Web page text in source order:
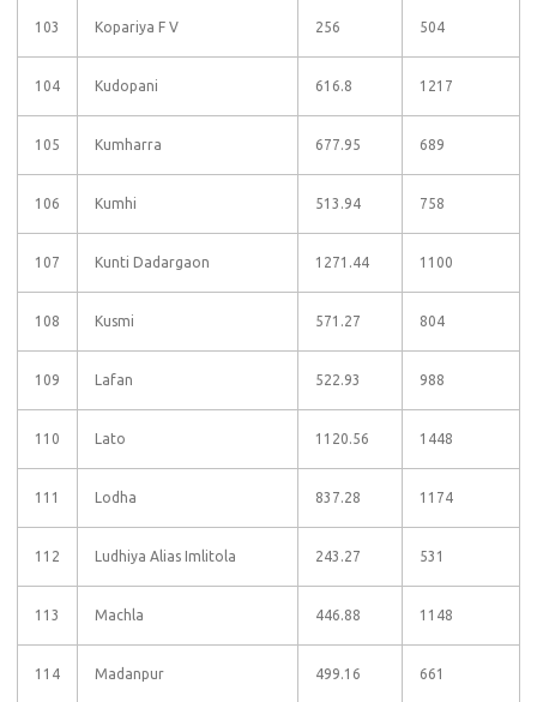
103 Kopariya F V 256 504
104 Kudopani 616.8 1217
105 Kumharra 677.95 689
106 Kumhi 513.94 758
107 Kunti Dadargaon 1271.44 1100
108 Kusmi 571.27 804
109 Lafan 522.93 988
110 Lato 1120.56 1448
111 Lodha 837.28 1174
112 Ludhiya Alias Imlitola 243.27 531
113 Machla 446.88 1148
114 Madanpur 499.16 661